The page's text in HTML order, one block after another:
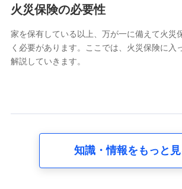
電話対応の品質向上およびお問合せ内容の
6.採用応募者の個人情報
採用選考および入社手続を実施するため
8.取引先個人情報
取引先としての選定業務、営業情報の提供
火災保険の必要性
家を保有している以上、万が一に備えて火災
く必要があります。ここでは、火災保険に入
解説していきます。
知識・情報をもっと